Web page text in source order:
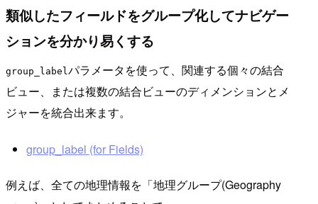
類似したフィールドをグループ化してナビゲー
ションを分かり易くする
group_labelパラメータを使って、関連する個々の結合
ビュー、または複数の結合ビューのディメンションとメ
ジャーを統合出来ます。
group_label (for Fields)
例えば、全ての地理情報を「地理グループ(Geography